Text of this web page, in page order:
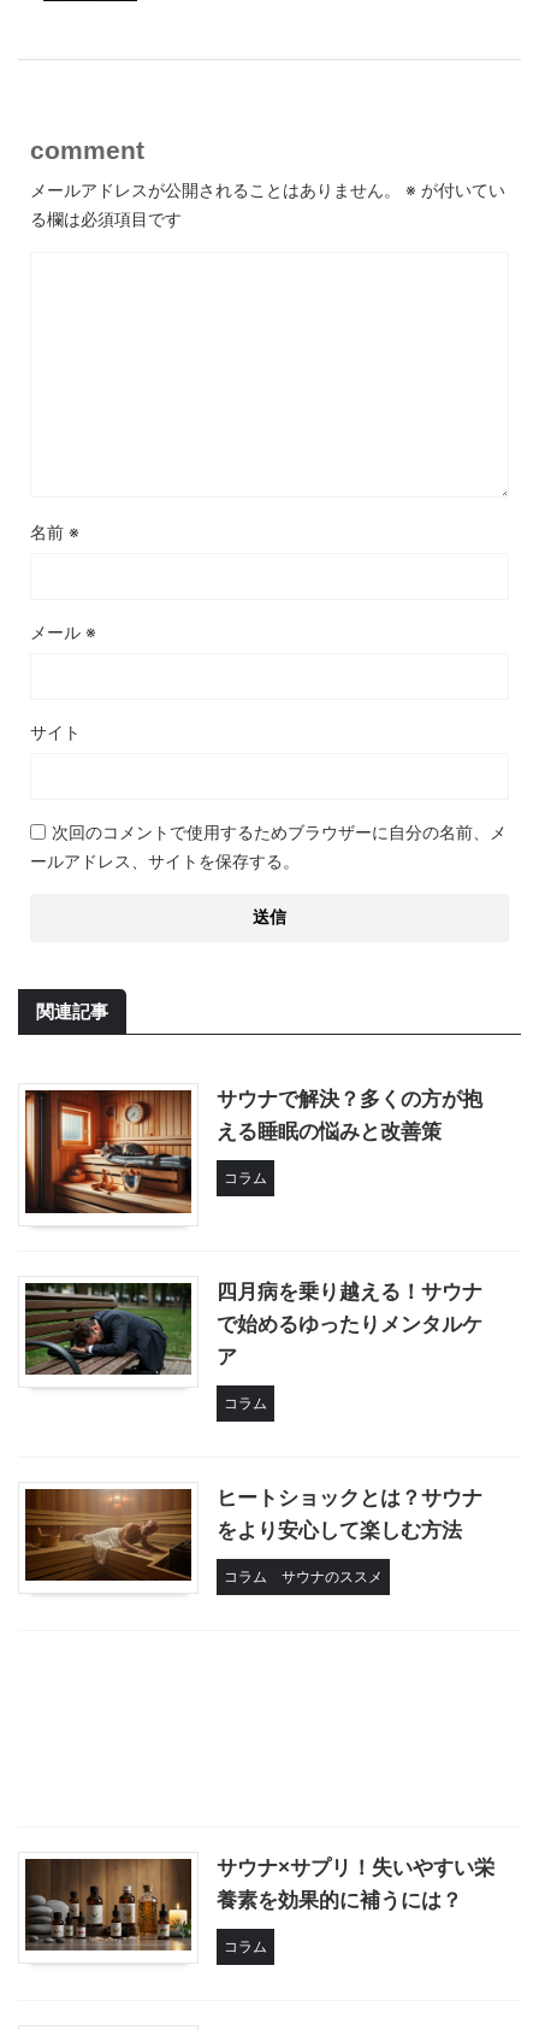
comment
メールアドレスが公開されることはありません。 ※ が付いてい
る欄は必須項目です
名前 ※
メール ※
サイト
次回のコメントで使用するためブラウザーに自分の名前、メ
ールアドレス、サイトを保存する。
関連記事
サウナで解決？多くの方が抱
える睡眠の悩みと改善策
コラム
四月病を乗り越える！サウナ
で始めるゆったりメンタルケ
ア
コラム
ヒートショックとは？サウナ
をより安心して楽しむ方法
コラム サウナのススメ
サウナ×サプリ！失いやすい栄
養素を効果的に補うには？
コラム